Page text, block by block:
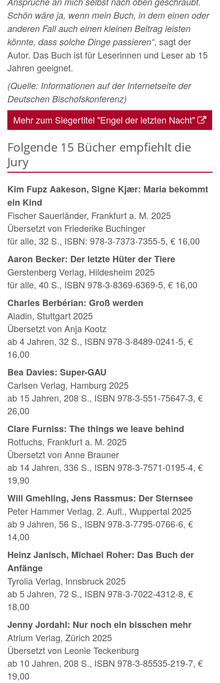
Schön wäre ja, wenn mein Buch, in dem einen oder
anderen Fall auch einen kleinen Beitrag leisten
könnte, dass solche Dinge passieren“, sagt der
Autor. Das Buch ist für Leserinnen und Leser ab 15
Jahren geeignet.
(Quelle: Informationen auf der Internetseite der
Deutschen Bischofskonferenz)
Mehr zum Siegertitel "Engel der letzten Nacht"
Folgende 15 Bücher empfiehlt die
Jury
Kim Fupz Aakeson, Signe Kjær: Maria bekommt
ein Kind
Fischer Sauerländer, Frankfurt a. M. 2025
Übersetzt von Friederike Buchinger
für alle, 32 S., ISBN: 978-3-7373-7355-5, € 16,00
Aaron Becker: Der letzte Hüter der Tiere
Gerstenberg Verlag, Hildesheim 2025
für alle, 40 S., ISBN 978-3-8369-6369-5, € 16,00
Charles Berbérian: Groß werden
Aladin, Stuttgart 2025
Übersetzt von Anja Kootz
ab 4 Jahren, 32 S., ISBN 978-3-8489-0241-5, €
16,00
Bea Davies: Super-GAU
Carlsen Verlag, Hamburg 2025
ab 15 Jahren, 208 S., ISBN 978-3-551-75647-3, €
26,00
Clare Furniss: The things we leave behind
Rotfuchs, Frankfurt a. M. 2025
Übersetzt von Anne Brauner
ab 14 Jahren, 336 S., ISBN 978-3-7571-0195-4, €
19,90
Will Gmehling, Jens Rassmus: Der Sternsee
Peter Hammer Verlag, 2. Aufl., Wuppertal 2025
ab 9 Jahren, 56 S., ISBN 978-3-7795-0766-6, €
14,00
Heinz Janisch, Michael Roher: Das Buch der
Anfänge
Tyrolia Verlag, Innsbruck 2025
ab 5 Jahren, 72 S., ISBN 978-3-7022-4312-8, €
18,00
Jenny Jordahl: Nur noch ein bisschen mehr
Atrium Verlag, Zürich 2025
Übersetzt von Leonie Teckenburg
ab 10 Jahren, 208 S., ISBN 978-3-85535-219-7, €
19,00